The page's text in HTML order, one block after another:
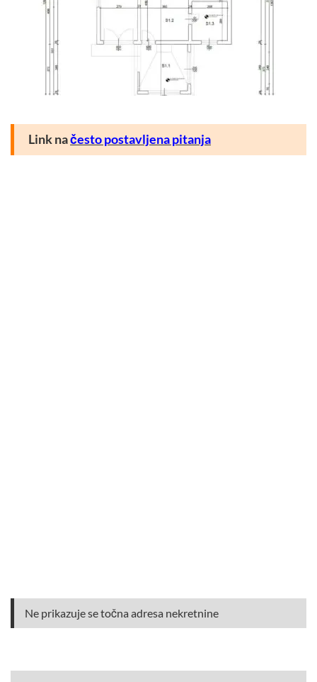
Link načesto postavljena pitanja
Ne prikazuje se točna adresa nekretnine